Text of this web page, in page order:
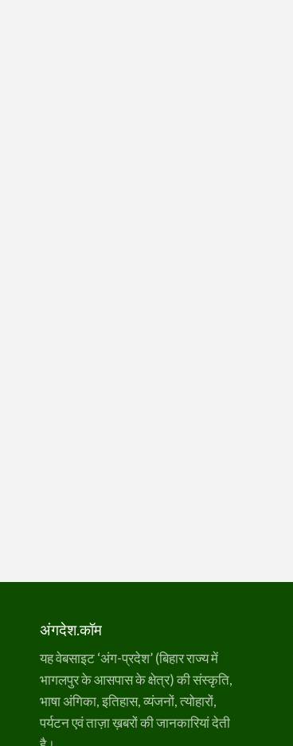
अंगदेश.कॉम
यह वेबसाइट ‘अंग-प्रदेश’ (बिहार राज्य में
भागलपुर के आसपास के क्षेत्र) की संस्कृति,
भाषा अंगिका, इतिहास, व्यंजनों, त्योहारों,
पर्यटन एवं ताज़ा ख़बरों की जानकारियां देती